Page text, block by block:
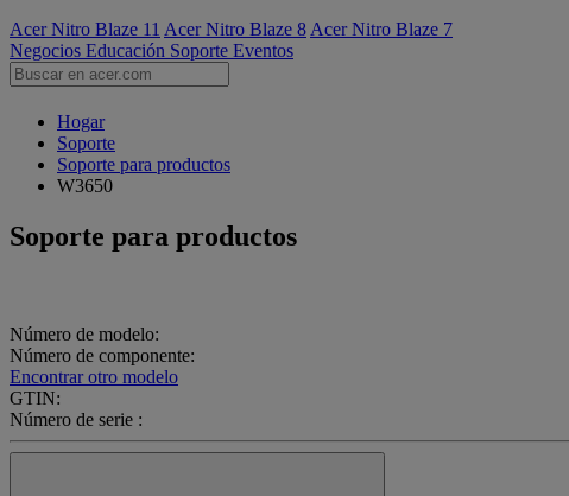
Acer Nitro Blaze 11 Acer Nitro Blaze 8 Acer Nitro Blaze 7
Negocios Educación Soporte Eventos
Hogar
Soporte
Soporte para productos
W3650
Soporte para productos
Número de modelo:
Número de componente:
Encontrar otro modelo
GTIN:
Número de serie :